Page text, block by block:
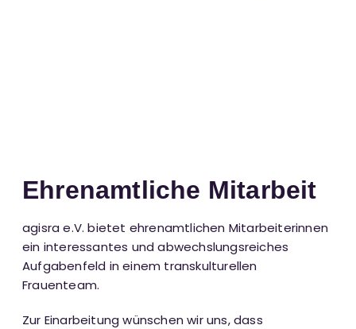
Ehrenamtliche Mitarbeit
agisra e.V. bietet ehrenamtlichen Mitarbeiterinnen
ein interessantes und abwechslungsreiches
Aufgabenfeld in einem transkulturellen
Frauenteam.
Zur Einarbeitung wünschen wir uns, dass